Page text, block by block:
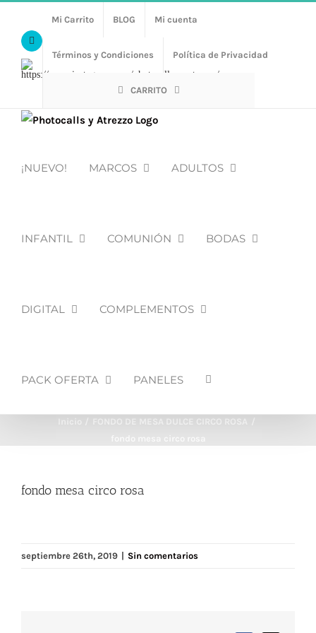
contenidoFacebook
Https://www.instagram.com/photocalls_y_atrezzo/
Mi Carrito BLOG Mi cuenta
Términos y Condiciones Política de Privacidad
CARRITO
¡NUEVO! MARCOS ADULTOS
INFANTIL COMUNIÓN BODAS
DIGITAL COMPLEMENTOS
PACK OFERTA PANELES
fondo mesa circo rosa
septiembre 26th, 2019 | Sin comentarios